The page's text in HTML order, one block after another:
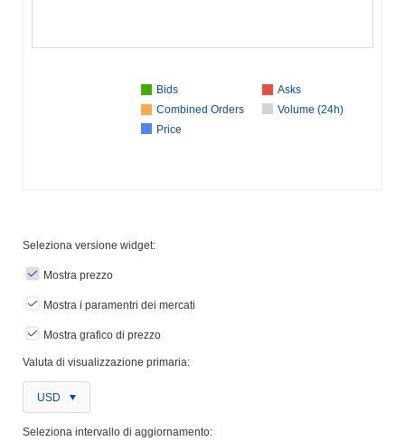
Bids
Asks
Combined Orders
Volume (24h)
Price
Seleziona versione widget:
Mostra prezzo
Mostra i paramentri dei mercati
Mostra grafico di prezzo
Valuta di visualizzazione primaria:
USD
Seleziona intervallo di aggiornamento: